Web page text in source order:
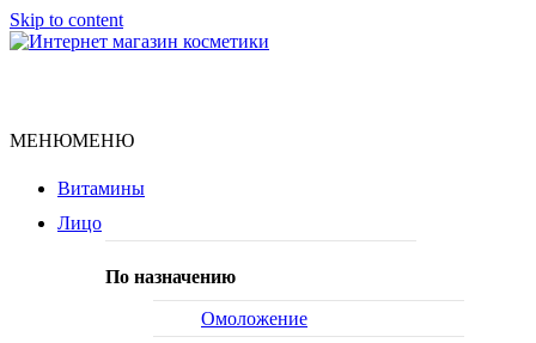
Skip to content
МЕНЮМЕНЮ
Витамины
Лицо
По назначению
Омоложение